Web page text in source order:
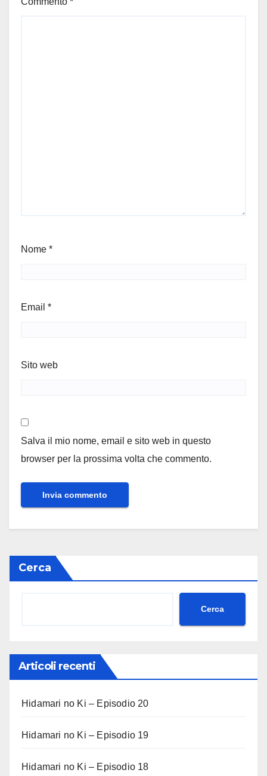
Nome *
Email *
Sito web
Salva il mio nome, email e sito web in questo
browser per la prossima volta che commento.
Cerca
Cerca
Articoli recenti
Hidamari no Ki – Episodio 20
Hidamari no Ki – Episodio 19
Hidamari no Ki – Episodio 18